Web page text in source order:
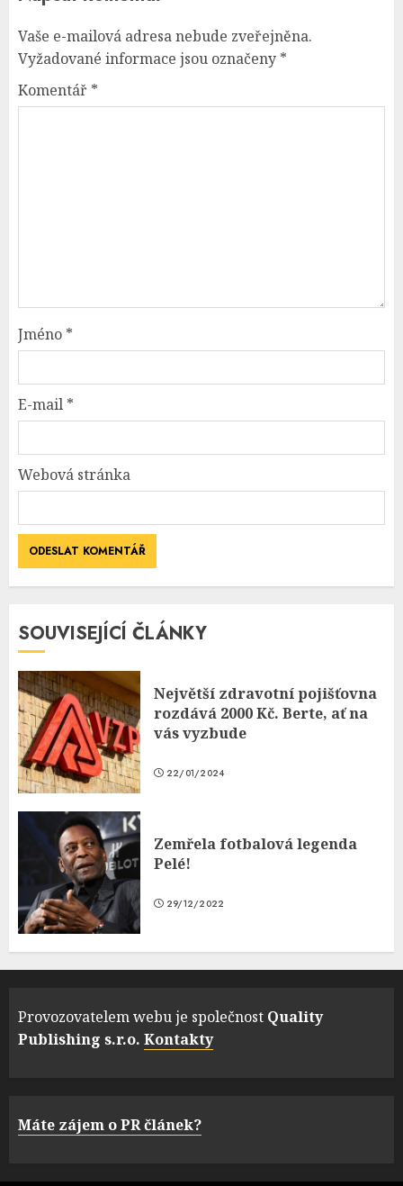
Vaše e-mailová adresa nebude zveřejněna.
Vyžadované informace jsou označeny *
Komentář *
Jméno *
E-mail *
Webová stránka
SOUVISEJÍCÍ ČLÁNKY
Největší zdravotní pojišťovna
rozdává 2000 Kč. Berte, ať na
vás vyzbude
22/01/2024
Zemřela fotbalová legenda
Pelé!
29/12/2022
Provozovatelem webu je společnost Quality
Publishing s.r.o. Kontakty
Máte zájem o PR článek?